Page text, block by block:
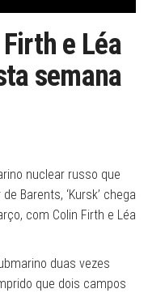
e Léa
semana
nuclear russo que
Barents, ‘Kursk’ chega
com Colin Firth e Léa
duas vezes
que dois campos